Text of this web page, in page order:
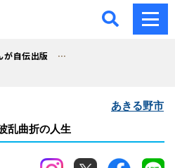
-東京・西多摩の
版 波乱曲折の人生
乱曲折の人生
あきる野市